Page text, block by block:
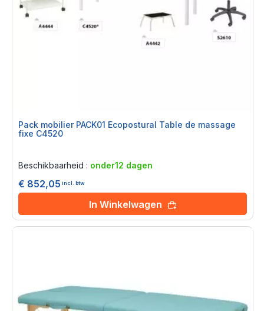
Pack mobilier PACK01 Ecopostural Table de massage
fixe C4520
Beschikbaarheid : onder12 dagen
€ 852,05 incl. btw
In Winkelwagen